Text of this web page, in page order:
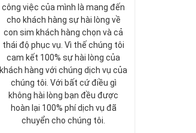
công việc của mình là mang đến
cho khách hàng sự hài lòng về
con sim khách hàng chọn và cả
thái độ phục vụ. Vì thế chúng tôi
cam kết 100% sự hài lòng của
khách hàng với chúng dịch vụ của
chúng tôi. Với bất cứ điều gì
không hài lòng bạn đều được
hoàn lại 100% phí dịch vụ đã
chuyển cho chúng tôi.